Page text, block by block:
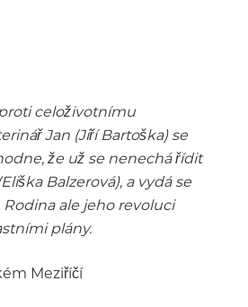
celoživotnímu
Jan (Jiří Bartoška) se
že už se nenechá řídit
Balzerová), a vydá se
ale jeho revoluci
plány.
Meziříčí